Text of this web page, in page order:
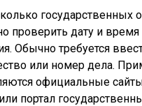
государственных
проверить дату и время
Обычно требуется
или номер дела.
официальные
портал